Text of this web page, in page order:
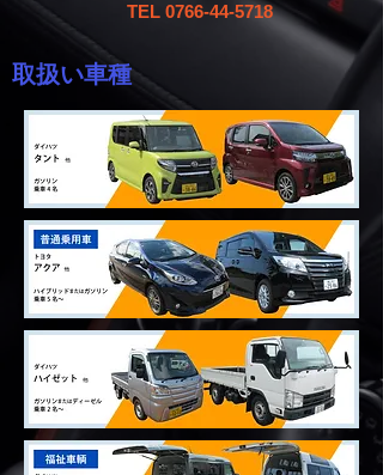
TEL 0766-44-5718
取扱い車種